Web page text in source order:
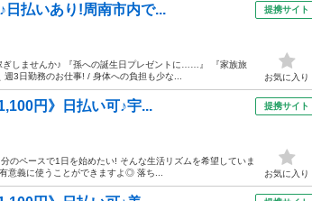
日払いあり!周南市内で...
しませんか♪ 『孫への誕生日プレゼントに……』 『家族旅
3日勤務のお仕事! / 身体への負担も少な...
提携サイト
お気に入り
円》日払い可♪宇...
のペースで1日を始めたい! そんな生活リズムを希望していま
意義に使うことができますよ◎ 落ち...
提携サイト
お気に入り